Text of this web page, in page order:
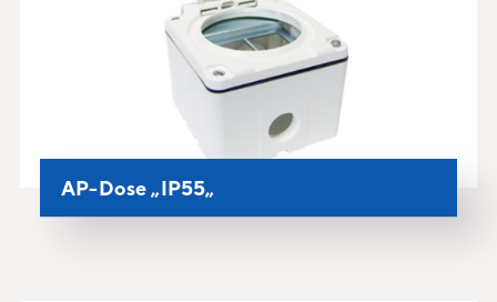
AP-Dose „IP55„